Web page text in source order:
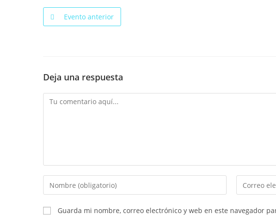
Evento anterior
Deja una respuesta
Comentario
Introduce
tu
nombre
Introduce
tu
Guarda mi nombre, correo electrónico y web en este navegador